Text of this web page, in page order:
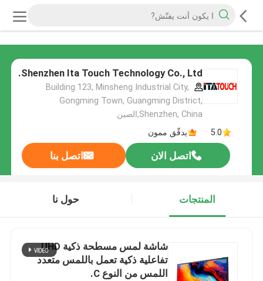
Shenzhen Ita Touch Technology Co., Ltd.
Building 123, Minsheng Industrial City,
Gongming Town, Guangming District,
Shenzhen, China,الصين
5.0
يدقّق ممون
اتصل الان اتصل بنا
المنتجات حول نا
شاشة لمس مسطحة ذكية UHD
تفاعلية ذكية تعمل باللمس متعدد
اللمس من النوع C.